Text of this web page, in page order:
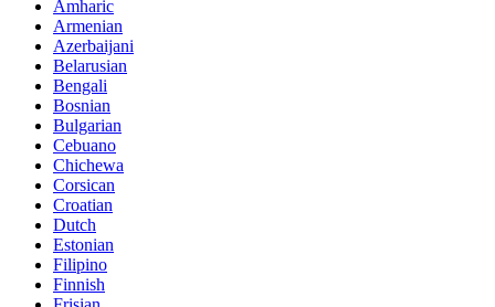
Amharic
Armenian
Azerbaijani
Belarusian
Bengali
Bosnian
Bulgarian
Cebuano
Chichewa
Corsican
Croatian
Dutch
Estonian
Filipino
Finnish